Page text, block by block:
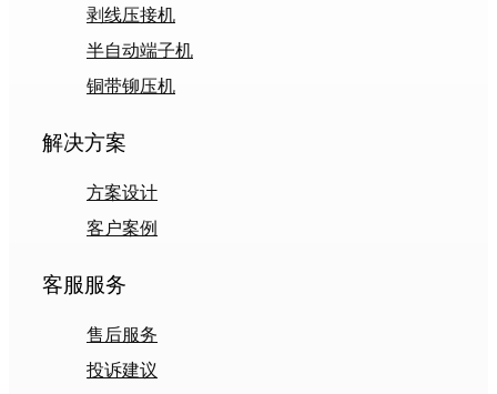
剥线压接机
半自动端子机
铜带铆压机
解决方案
方案设计
客户案例
客服服务
售后服务
投诉建议